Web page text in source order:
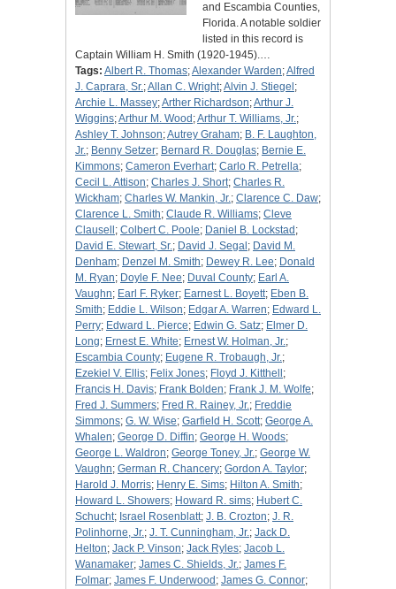
and Escambia Counties,
Florida. A notable soldier
listed in this record is
Captain William H. Smith (1920-1945).…
Tags: Albert R. Thomas;Alexander Warden;Alfred
J. Caprara, Sr.;Allan C. Wright;Alvin J. Stiegel ;
Archie L. Massey;Arther Richardson;Arthur J.
Wiggins;Arthur M. Wood ;Arthur T. Williams, Jr.;
Ashley T. Johnson;Autrey Graham; B. F. Laughton,
Jr.; Benny Setzer; Bernard R. Douglas; Bernie E.
Kimmons; Cameron Everhart; Carlo R. Petrella;
Cecil L. Attison; Charles J. Short; Charles R.
Wickham; Charles W. Mankin, Jr.; Clarence C. Daw;
Clarence L. Smith; Claude R. Williams; Cleve
Clausell ; Colbert C. Poole; Daniel B. Lockstad ;
David E. Stewart, Sr.; David J. Segal ; David M.
Denham; Denzel M. Smith; Dewey R. Lee; Donald
M. Ryan; Doyle F. Nee; Duval County; Earl A.
Vaughn; Earl F. Ryker; Earnest L. Boyett; Eben B.
Smith; Eddie L. Wilson; Edgar A. Warren; Edward L.
Perry; Edward L. Pierce; Edwin G. Satz; Elmer D.
Long; Ernest E. White; Ernest W. Holman, Jr.;
Escambia County; Eugene R. Trobaugh, Jr.;
Ezekiel V. Ellis; Felix Jones; Floyd J. Kitthell ;
Francis H. Davis; Frank Bolden; Frank J. M. Wolfe;
Fred J. Summers; Fred R. Rainey, Jr.; Freddie
Simmons; G. W. Wise; Garfield H. Scott; George A.
Whalen; George D. Diffin; George H. Woods;
George L. Waldron; George Toney, Jr.; George W.
Vaughn; German R. Chancery; Gordon A. Taylor;
Harold J. Morris; Henry E. Sims; Hilton A. Smith;
Howard L. Showers; Howard R. sims; Hubert C.
Schucht; Israel Rosenblatt; J. B. Crozton; J. R.
Polinhorne, Jr.; J. T. Cunningham, Jr.; Jack D.
Helton; Jack P. Vinson; Jack Ryles; Jacob L.
Wanamaker; James C. Shields, Jr.; James F.
Folmar; James F. Underwood ; James G. Connor;